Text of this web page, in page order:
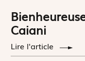
Caiani
Lire l'article